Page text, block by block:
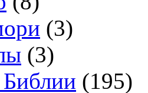
(3)
(3)
(195)